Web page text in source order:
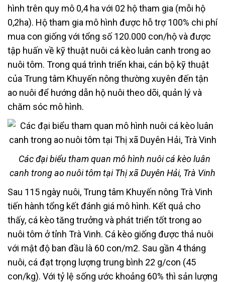
hình trên quy mô 0,4 ha với 02 hộ tham gia (mỗi hộ
0,2ha). Hộ tham gia mô hình được hỗ trợ 100% chi phí
mua con giống với tổng số 120.000 con/hộ và được
tập huấn về kỹ thuật nuôi cá kèo luân canh trong ao
nuôi tôm. Trong quá trình triển khai, cán bộ kỹ thuật
của Trung tâm Khuyến nông thường xuyên đến tận
ao nuôi để hướng dẫn hộ nuôi theo dõi, quản lý và
chăm sóc mô hình.
Các đại biểu tham quan mô hình nuôi cá kèo luân
canh trong ao nuôi tôm tại Thị xã Duyên Hải, Trà Vinh
Sau 115 ngày nuôi, Trung tâm Khuyến nông Trà Vinh
tiến hành tổng kết đánh giá mô hình. Kết quả cho
thấy, cá kèo tăng trưởng và phát triển tốt trong ao
nuôi tôm ở tỉnh Trà Vinh. Cá kèo giống được thả nuôi
với mật độ ban đầu là 60 con/m2. Sau gần 4 tháng
nuôi, cá đạt trọng lượng trung bình 22 g/con (45
con/kg). Với tỷ lệ sống ước khoảng 60% thì sản lượng